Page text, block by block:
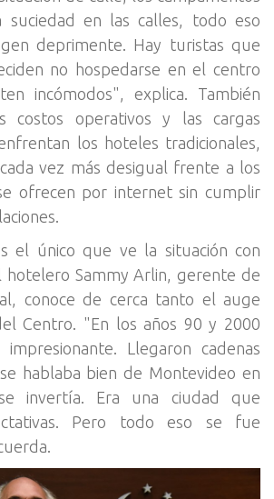
suciedad en las calles, todo eso
deprimente. Hay turistas que
no hospedarse en el centro
incómodos", explica. También
costos operativos y las cargas
los hoteles tradicionales,
vez más desigual frente a los
ofrecen por internet sin cumplir
el único que ve la situación con
hotelero Sammy Arlin, gerente de
conoce de cerca tanto el auge
Centro. "En los años 90 y 2000
Llegaron cadenas
hablaba bien de Montevideo en
invertía. Era una ciudad que
Pero todo eso se fue